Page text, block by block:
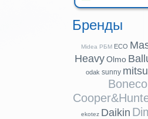
Бренды
Midea РБМ ECO
HeavyOlmo
odak sunny
Boneco
ekotez Daikin